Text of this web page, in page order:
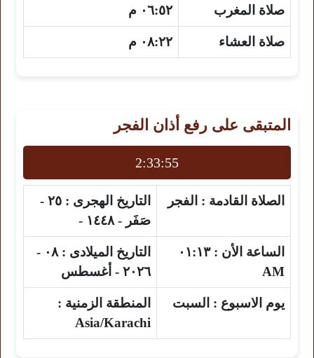
صلاة المغرب ٠٦:٥٢ م
صلاة العشاء ٠٨:٢٢ م
المتبقى على رفع أذان الفجر
2:33:54
الصلاة القادمة : الفجر التاريخ الهجرى :
٢٥ -
صَفَر - ١٤٤٨ -
الساعة الأن : ٠١:١٣
AM
التاريخ الميلادى :
٠٨ -
٢٠٢٦ - أغسطس
يوم الاسبوع : السبت
المنطقة الزمنية :
Asia/Karachi